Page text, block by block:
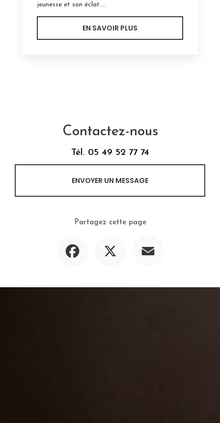
jeunesse et son éclat....
EN SAVOIR PLUS
Contactez-nous
Tél. 05 49 52 77 74
ENVOYER UN MESSAGE
Partagez cette page